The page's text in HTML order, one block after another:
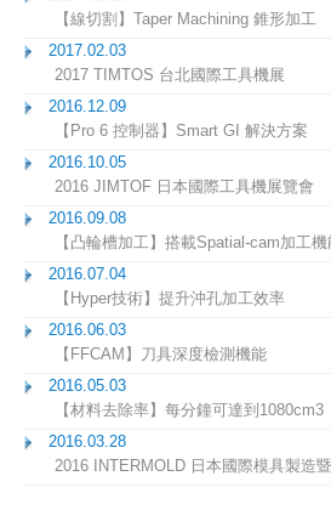
【線切割】Taper Machining 錐形加工
2017.02.03
2017 TIMTOS 台北國際工具機展
2016.12.09
【Pro 6 控制器】Smart GI 解決方案
2016.10.05
2016 JIMTOF 日本國際工具機展覽會
2016.09.08
【凸輪槽加工】搭載Spatial-cam加工機
2016.07.04
【Hyper技術】提升沖孔加工效率
2016.06.03
【FFCAM】刀具深度檢測機能
2016.05.03
【材料去除率】每分鐘可達到1080cm3
2016.03.28
2016 INTERMOLD 日本國際模具製造